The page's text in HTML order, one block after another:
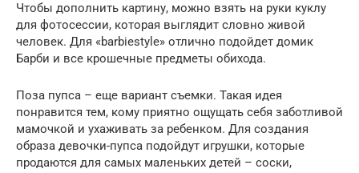
Чтобы дополнить картину, можно взять на руки куклу
для фотосессии, которая выглядит словно живой
человек. Для «barbiestyle» отлично подойдет домик
Барби и все крошечные предметы обихода.
Поза пупса – еще вариант съемки. Такая идея
понравится тем, кому приятно ощущать себя заботливой
мамочкой и ухаживать за ребенком. Для создания
образа девочки-пупса подойдут игрушки, которые
продаются для самых маленьких детей – соски,